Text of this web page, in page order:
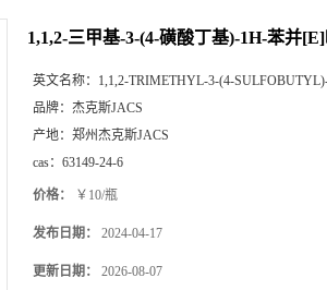
1,1,2-三甲基-3-(4-磺酸丁基)-1H-苯并
英文名称： 1,1,2-TRIMETHYL-3-(4-
品牌： 杰克斯JACS
产地： 郑州杰克斯JACS
cas： 63149-24-6
价格： ￥10/瓶
发布日期： 2024-04-17
更新日期： 2026-08-07